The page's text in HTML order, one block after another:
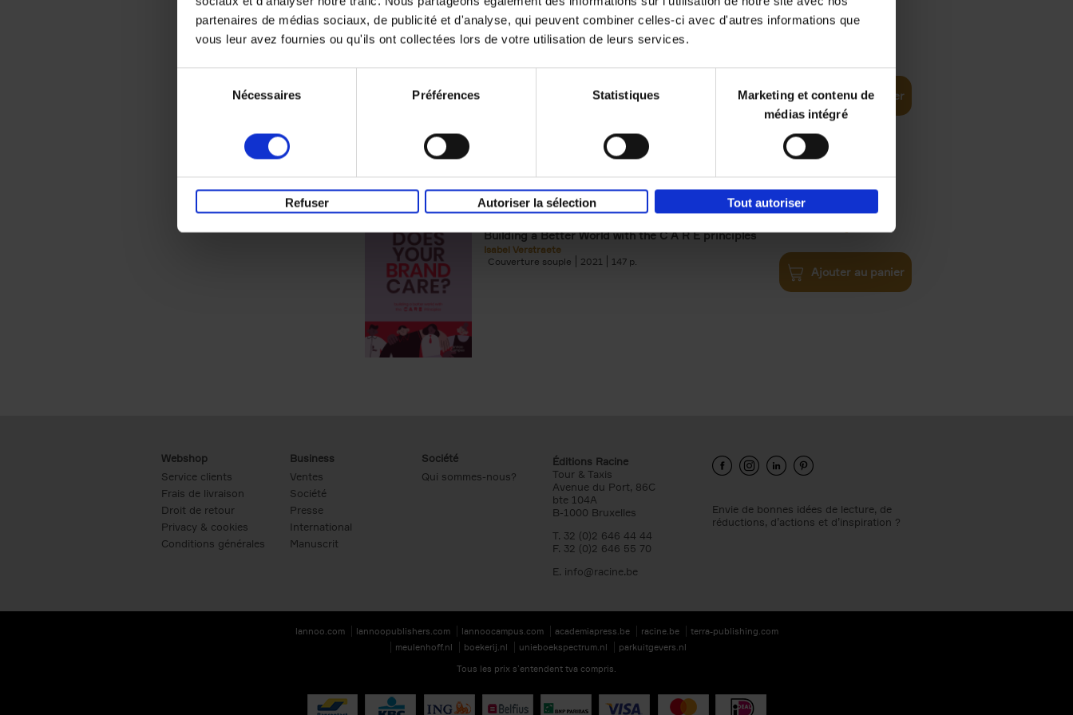
partenaires de médias sociaux, de publicité et d'analyse, qui peuvent combiner celles-ci avec d'autres informations que
vous leur avez fournies ou qu'ils ont collectées lors de votre utilisation de leurs services.
Nécessaires Préférences Statistiques
Marketing et contenu de
médias intégré
Refuser Autoriser la sélection Tout autoriser
Building Bonds = Building Business
Ajouter au panier
Does Your Brand Care?
Building a Better World with the C A R E principles
Isabel Verstraete
Couverture souple
2021 147
€34,99
Ajouter au panier
Webshop
Service clients
Frais de livraison
Droit de retour
Privacy & cookies
Conditions générales
Business
Ventes
Société
Presse
International
Manuscrit
Société
Qui sommes-nous?
Éditions Racine
Tour & Taxis
Avenue du Port, 86C
bte 104A
B-1000 Bruxelles
T. 32 (0)2 646 44 44
F. 32 (0)2 646 55 70
E. info@racine.be
Envie de bonnes idées de lecture, de
réductions, d’actions et d’inspiration ?
lannoo.com lannoopublishers.com lannoocampus.com academiapress.be racine.be
terra-publishing.com
meulenhoff.nl
boekerij.nl unieboekspectrum.nl
parkuitgevers.nl
Tous les prix s’entendent tva compris.